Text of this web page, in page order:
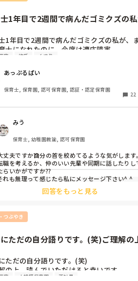
1年目で2週間で病んだゴミクズの
1年目で2週間で病んだゴミクズの私が、
士になれたのに、今度は適応障害。
と結婚するために田舎から都会に出てきた手
としても幼い姪と高齢な祖父がいるから家
い。
も婚約はしてるが、結婚しないと寮を出れ
家も借り上げ社宅だから20日以上働かない
りぼっちってこういうことを言うんだなあと
日々。
泣くのは疲れました。
せいか頭は全然働かず、園長を見るだけで震
止まらない。。
が来なければいいのになと思って生きるの
した。
なんて相談したらいいのか分からない。
園には可愛い子ども達が待ってる。こんな私
なる訳にはいかない。
たらいいんでしょう。。
私が悪いのに、こんな保育士で申し訳ない。
害 彼氏 くすり
あっぷるぱい
保育士, 保育園, 認可保育園, 認証・認定保育園
22
みう
保育士, 幼稚園教諭, 認可保育園
丈夫ですか⁇自分の首を絞めてるような気がします。
職を考えるか、仲のいい先輩や同期に話したりし
らいかがですか⁇
れも無理って感じたら私にメッセージ下さい^ ^
回答をもっと見る
つぶやき
ただの自分語りです。(笑)ご理解の
ただの自分語りです。(笑)
の上、読んでいただけると幸いです。
害 小規模保育園 正社員